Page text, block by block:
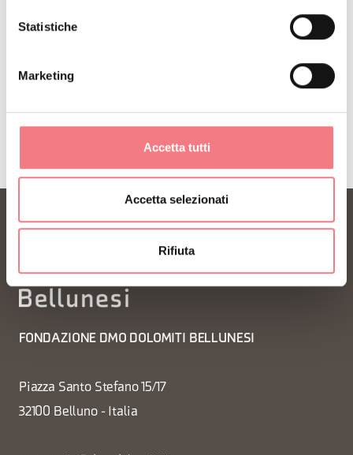
Statistiche
Marketing
Accetta tutti
Accetta selezionati
Rifiuta
FONDAZIONE DMO DOLOMITI BELLUNESI
Piazza Santo Stefano 15/17
32100 Belluno - Italia